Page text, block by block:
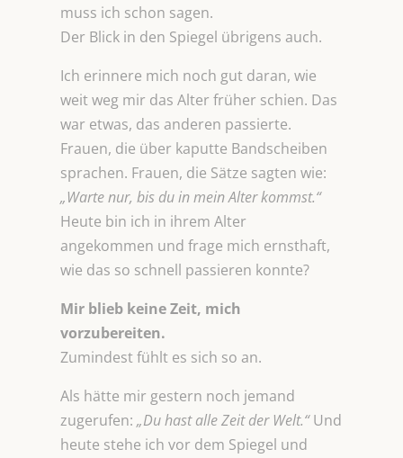
muss ich schon sagen.
Der Blick in den Spiegel übrigens auch.
Ich erinnere mich noch gut daran, wie
weit weg mir das Alter früher schien. Das
war etwas, das anderen passierte.
Frauen, die über kaputte Bandscheiben
sprachen. Frauen, die Sätze sagten wie:
„Warte nur, bis du in mein Alter kommst.“
Heute bin ich in ihrem Alter
angekommen und frage mich ernsthaft,
wie das so schnell passieren konnte?
Mir blieb keine Zeit, mich
vorzubereiten.
Zumindest fühlt es sich so an.
Als hätte mir gestern noch jemand
zugerufen:„Du hast alle Zeit der Welt.“Und
heute stehe ich vor dem Spiegel und